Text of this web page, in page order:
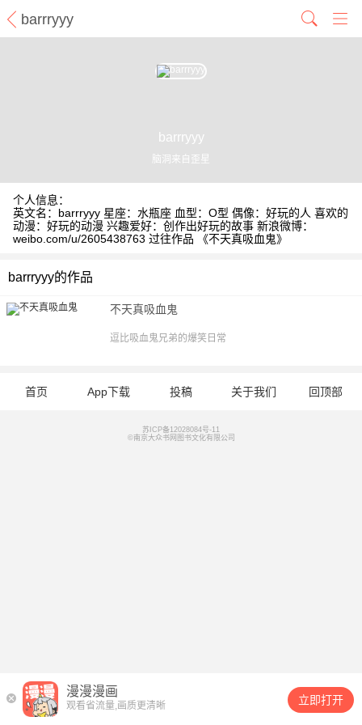
barrryyy
barrryyy
脑洞来自歪星
个人信息：
英文名：barrryyy 星座：水瓶座 血型：O型 偶像：好玩的人 喜欢的
动漫：好玩的动漫 兴趣爱好：创作出好玩的故事 新浪微博：
weibo.com/u/2605438763 过往作品 《不天真吸血鬼》
barrryyy的作品
不天真吸血鬼
逗比吸血鬼兄弟的爆笑日常
首页 App下载 投稿 关于我们 回顶部
苏ICP备12028084号-11
©南京大众书网图书文化有限公司
漫漫漫画
观看省流量,画质更清晰 立即打开